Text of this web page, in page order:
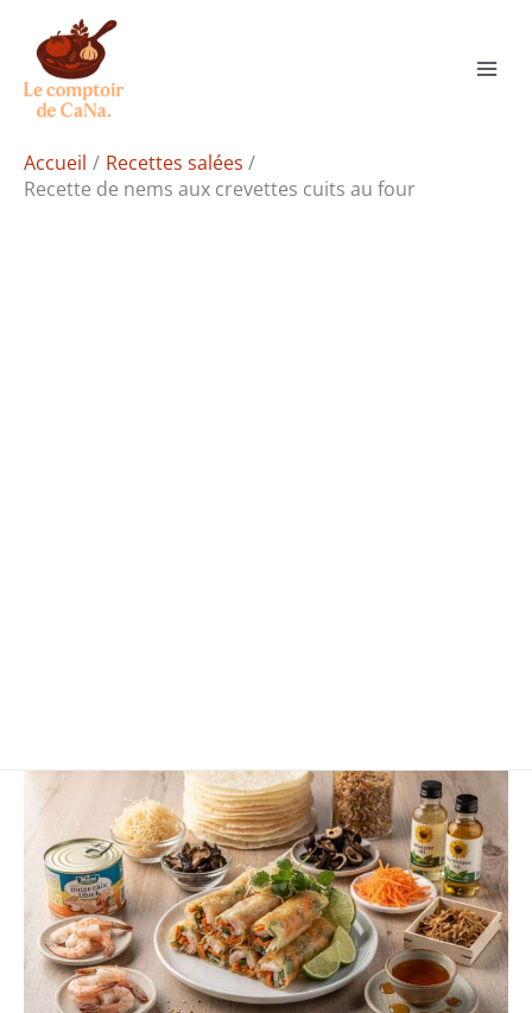
contenu
Accueil
Recettes salées
Recette de nems aux crevettes cuits au four
Rechercher